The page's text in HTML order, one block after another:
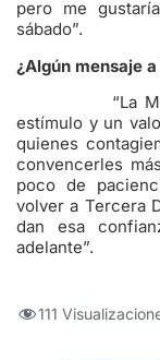
pero me
sábado”.
¿Algún mensaje
“La Moheda
estímulo y un
quienes
convencerles
poco de
volver a Tercera
dan esa
adelante”.
111